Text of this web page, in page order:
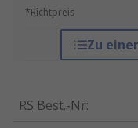
*Richtpreis
Zu
RS Best.-Nr.: